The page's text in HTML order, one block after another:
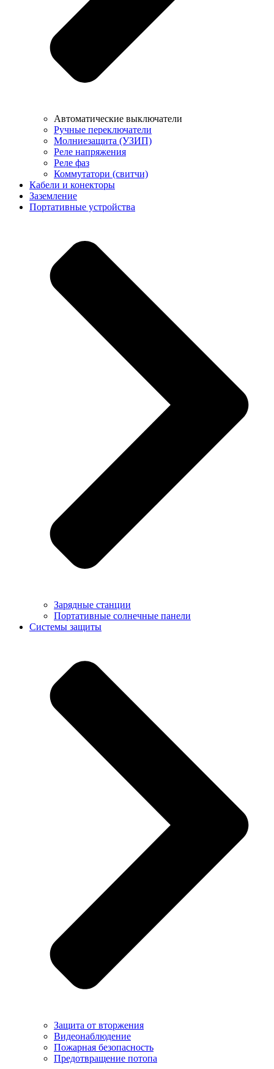
Автоматические выключатели
Ручные переключатели
Молниезащита (УЗИП)
Реле напряжения
Реле фаз
Коммутатори (свитчи)
Кабели и конекторы
Заземление
Портативные устройства
Зарядные станции
Портативные солнечные панели
Системы защиты
Защита от вторжения
Видеонаблюдение
Пожарная безопасность
Предотвращение потопа